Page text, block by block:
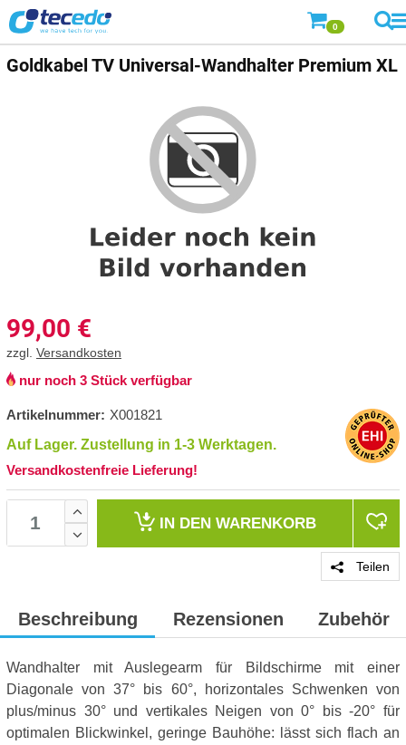
0
Goldkabel TV Universal-Wandhalter Premium XL
99,00 €
zzgl. Versandkosten
nur noch 3 Stück verfügbar
Artikelnummer: X001821
Auf Lager. Zustellung in 1-3 Werktagen.
Versandkostenfreie Lieferung!
IN DEN WARENKORB
Teilen
Beschreibung Rezensionen Zubehör
Wandhalter mit Auslegearm für Bildschirme mit einer
Diagonale von 37° bis 60°, horizontales Schwenken von
plus/minus 30° und vertikales Neigen von 0° bis -20° für
optimalen Blickwinkel, geringe Bauhöhe: lässt sich flach an